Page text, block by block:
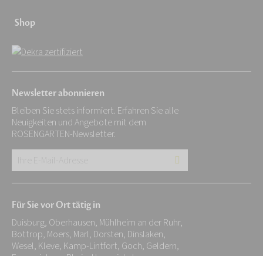
Shop
Newsletter abonnieren
Bleiben Sie stets informiert. Erfahren Sie alle
Neuigkeiten und Angebote mit dem
ROSENGARTEN-Newsletter.
Adresse:
*
Für Sie vor Ort tätig in
Duisburg, Oberhausen, Mühlheim an der Ruhr,
Bottrop, Moers, Marl, Dorsten, Dinslaken,
Wesel, Kleve, Kamp-Lintfort, Goch, Geldern,